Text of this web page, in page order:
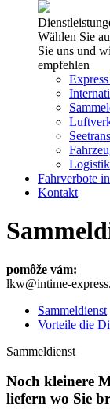
Wählen Sie
Sie uns und
empfehlen
Fahrverbote
Kontakt
pomôže vám:
lkw@intime-
Sammeldienst
Vorteile die
Sammeldienst
Noch kleinere
liefern wo Sie